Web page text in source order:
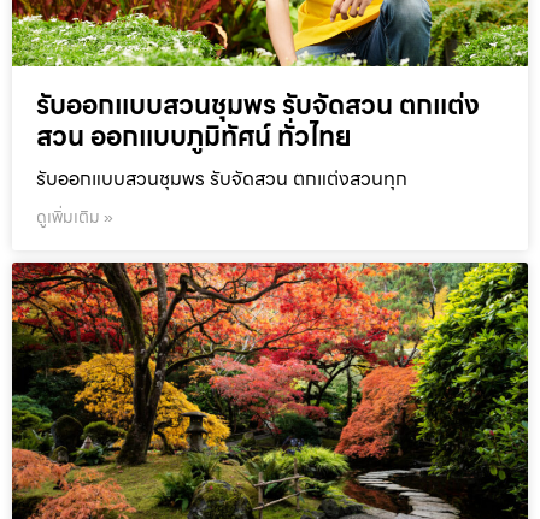
รับออกแบบสวนชุมพร รับจัดสวน ตกแต่ง
สวน ออกแบบภูมิทัศน์ ทั่วไทย
รับออกแบบสวนชุมพร รับจัดสวน ตกแต่งสวนทุก
ดูเพิ่มเติม »